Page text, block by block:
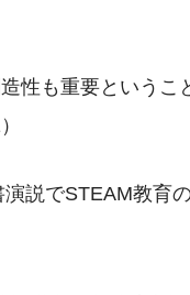
性も重要というこ
説でSTEAM教育